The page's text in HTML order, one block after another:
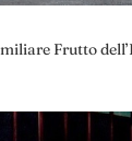
Frutto